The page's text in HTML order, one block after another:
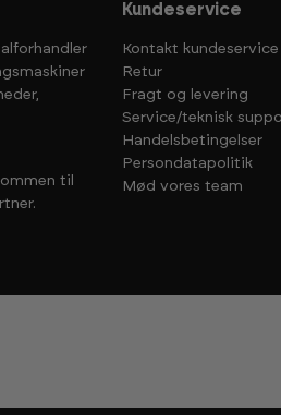
til
Kundeservice
Kontakt kundeservice
Retur
Fragt og levering
Service/teknisk
Handelsbetingelser
Persondatapolitik
Mød vores team